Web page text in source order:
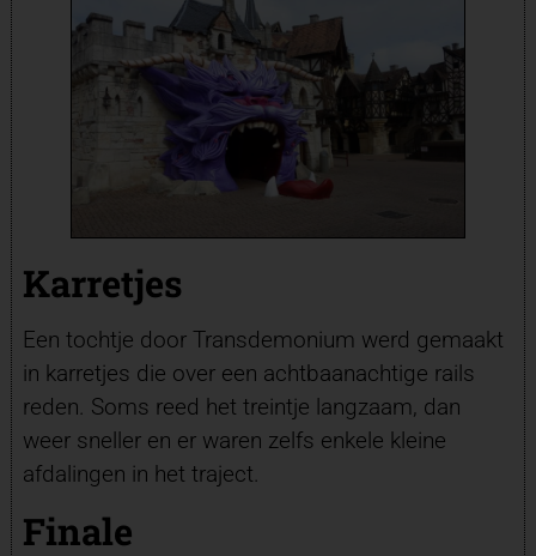
Karretjes
Een tochtje door Transdemonium werd gemaakt
in karretjes die over een achtbaanachtige rails
reden. Soms reed het treintje langzaam, dan
weer sneller en er waren zelfs enkele kleine
afdalingen in het traject.
Finale